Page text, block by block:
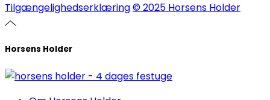
Tilgængelighedserklæring© 2025 Horsens Holder
Horsens Holder